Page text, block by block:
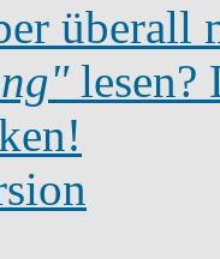
überall
lesen?